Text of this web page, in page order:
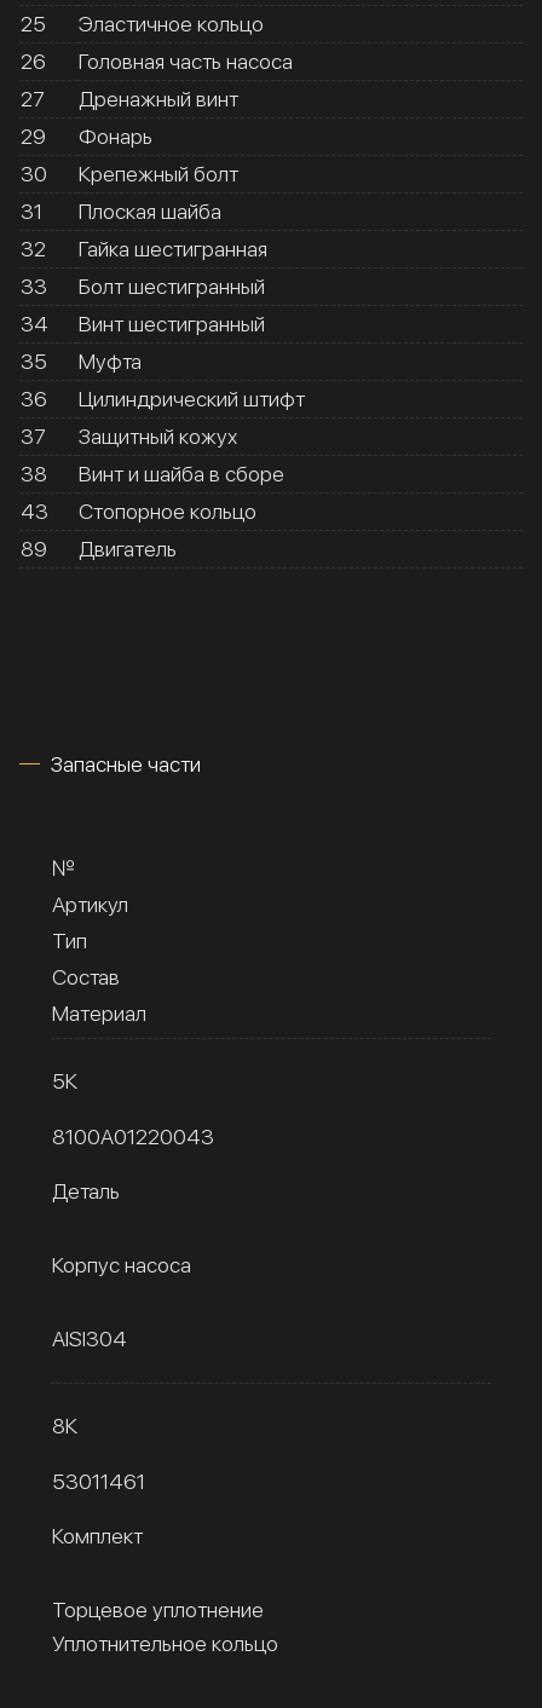
25
Эластичное кольцо
26
Головная часть насоса
27
Дренажный винт
29
Фонарь
30
Крепежный болт
31
Плоская шайба
32
Гайка шестигранная
33
Болт шестигранный
34
Винт шестигранный
35
Муфта
36
Цилиндрический штифт
37
Защитный кожух
38
Винт и шайба в сборе
43
Стопорное кольцо
89
Двигатель
Запасные части
№
Артикул
Тип
Состав
Материал
5К
8100A01220043
Деталь
Корпус насоса
AISI304
8К
53011461
Комплект
Торцевое уплотнение
Уплотнительное кольцо